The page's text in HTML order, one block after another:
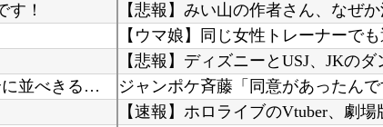
す！
【パズドラ】 76多色ってなんかコツとかあるんかね 完全に並べきるには15秒では足りないわ
【悲報】みい山の作者さん、なぜ